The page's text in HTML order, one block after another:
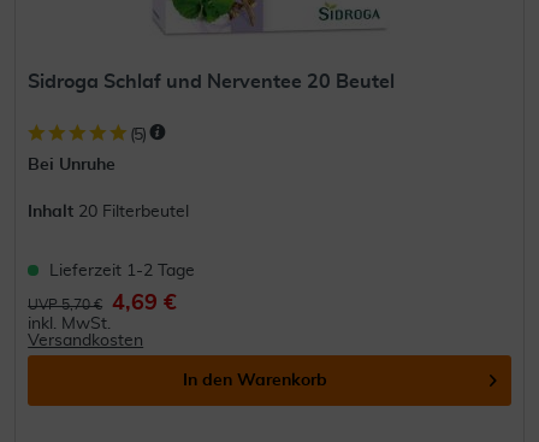
Sidroga Schlaf und Nerventee 20 Beutel
(5)
Bei Unruhe
Inhalt 20 Filterbeutel
Lieferzeit 1-2 Tage
UVP 5,70 € 4,69 €
inkl. MwSt.
Versandkosten
In den Warenkorb